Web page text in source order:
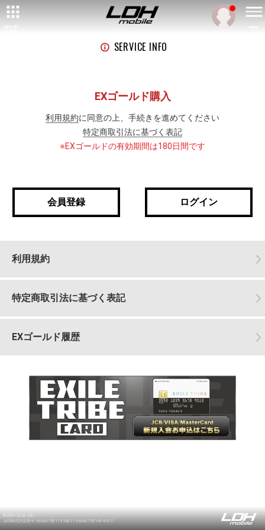
SERVICE INFO
EXゴールド購入
利用規約に同意の上、手続きを進めてください
特定商取引法に基づく表記
※EXゴールドの有効期間は180日間です
会員登録 ログイン
利用規約
特定商取引法に基づく表記
EXゴールド履歴
©2009-2026 LDH
JASRAC許諾番号 9008675017Y55011 9008675014Y41011